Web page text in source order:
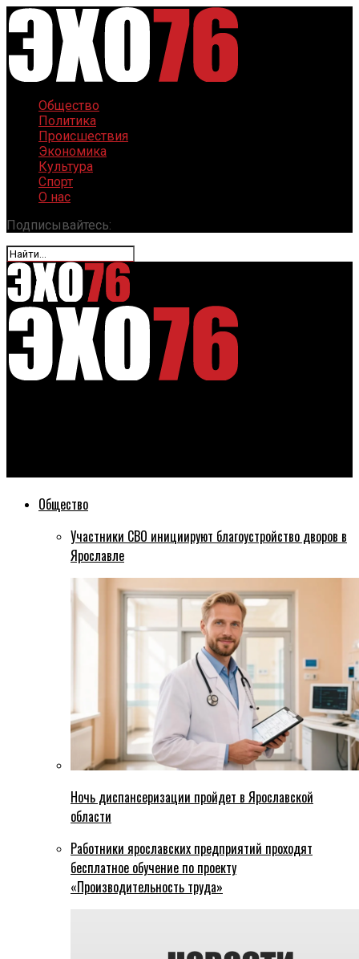
Общество
Политика
Происшествия
Экономика
Культура
Спорт
О нас
Подписывайтесь:
Общество
Участники СВО инициируют благоустройство дворов в
Ярославле
Ночь диспансеризации пройдет в Ярославской
области
Работники ярославских предприятий проходят
бесплатное обучение по проекту
«Производительность труда»